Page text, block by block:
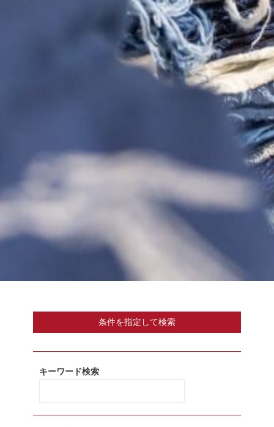
条件を指定して検索
キーワード検索